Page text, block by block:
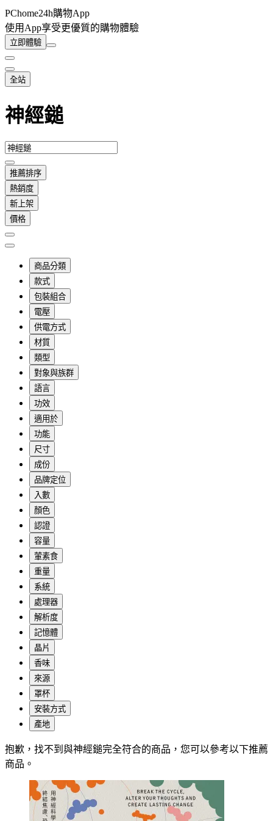
PChome24h購物App
使用App享受更優質的購物體驗
立即體驗
全站
神經鎚
推薦排序
熱銷度
新上架
價格
商品分類
款式
包裝組合
電壓
供電方式
材質
類型
對象與族群
語言
功效
適用於
功能
尺寸
成份
品牌定位
入數
顏色
認證
容量
葷素食
重量
系統
處理器
解析度
記憶體
晶片
香味
來源
罩杯
安裝方式
產地
抱歉， 找不到與神經鎚完全符合的商品，您可以參考以下推薦
商品 。